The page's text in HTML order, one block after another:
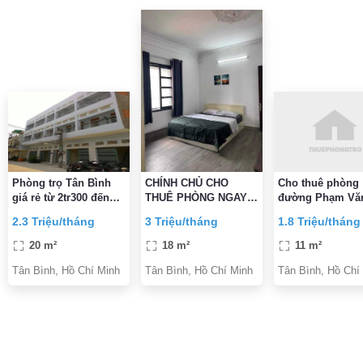
Phòng trọ Tân Bình
giá rẻ từ 2tr300 đến
2.3 Triệu/tháng
20 m²
Tân Bình, Hồ Chí Minh
CHÍNH CHỦ CHO
THUÊ PHÒNG NGAY
ĐẦY ĐỦ TIỆN
NGHI,VỆ SINH TRONG
3 Triệu/tháng
18 m²
Tân Bình, Hồ Chí Minh
Cho thuê phòng
đường Phạm
Bình gần CMT8
Bình
1.8 Triệu/tháng
11 m²
Tân Bình, Hồ Chí